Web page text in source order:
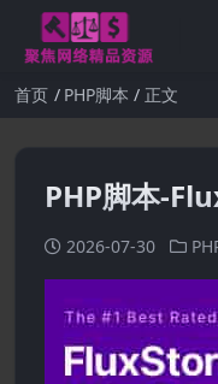
首页 PHP脚本 正文
PHP脚本-
2026-07-30